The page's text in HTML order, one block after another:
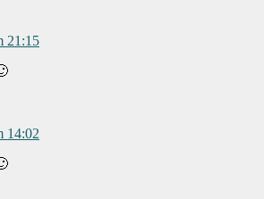
21:15
14:02